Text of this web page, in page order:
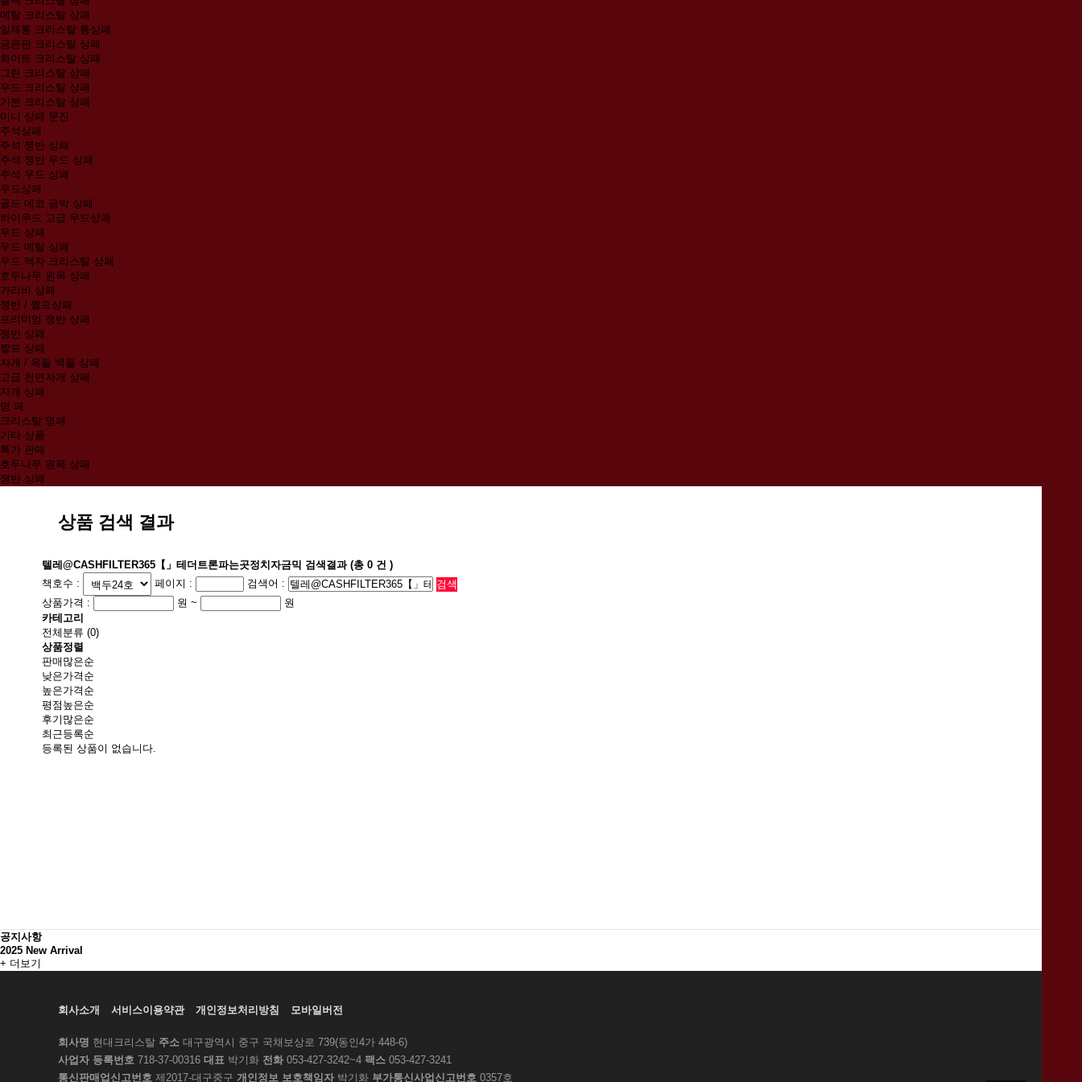
메탈 크리스탈 상패
일체통 크리스탈 통상패
금은판 크리스탈 상패
화이트 크리스탈 상패
그린 크리스탈 상패
우드 크리스탈 상패
기본 크리스탈 상패
미니 상패 문진
주석상패
주석 쟁반 상패
주석 쟁반 우드 상패
주석 우드 상패
우드상패
골드 데코 금박 상패
하이우드 고급 우드상패
우드 상패
우드 메탈 상패
우드 액자 크리스탈 상패
호두나무 원목 상패
가리비 상패
쟁반 / 짤프상패
프리미엄 쟁반 상패
쟁반 상패
짤프 상패
자개 / 옥돌 백돌 상패
고급 천연자개 상패
자개 상패
명 패
크리스탈 명패
기타 상품
특가 판매
호두나무 원목 상패
쟁반 상패
상품 검색 결과
텔레@CASHFILTER365【」테더트론파는곳정치자금믹 검색결과(총 0 건 )
책호수 :
페이지 :
검색어 :
상품가격 :
원 ~
원
카테고리
전체분류 (0)
상품정렬
판매많은순
낮은가격순
높은가격순
평점높은순
후기많은순
최근등록순
등록된 상품이 없습니다.
공지사항
2025 New Arrival
+ 더보기
회사소개 서비스이용약관 개인정보처리방침 모바일버전
회사명 현대크리스탈 주소 대구광역시 중구 국채보상로 739(동인4가 448-6)
사업자 등록번호 718-37-00316 대표 박기화 전화 053-427-3242~4 팩스 053-427-3241
통신판매업신고번호 제2017-대구중구 개인정보 보호책임자박기화 부가통신사업신고번호 0357호